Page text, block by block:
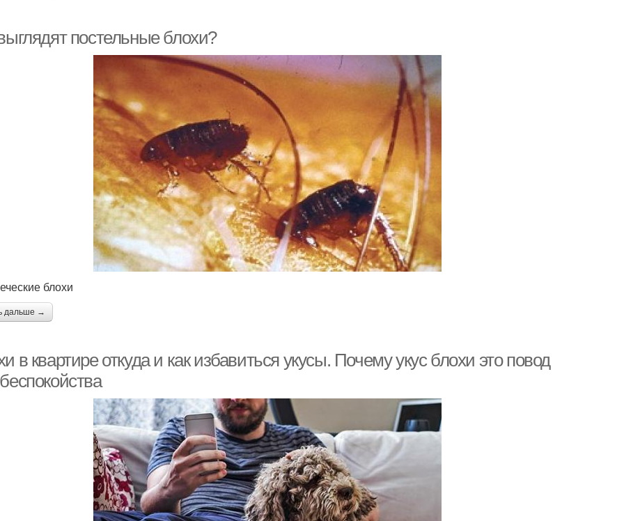
постельные блохи?
блохи
дальше →
в квартире откуда и как избавиться укусы. Почему укус блохи это повод